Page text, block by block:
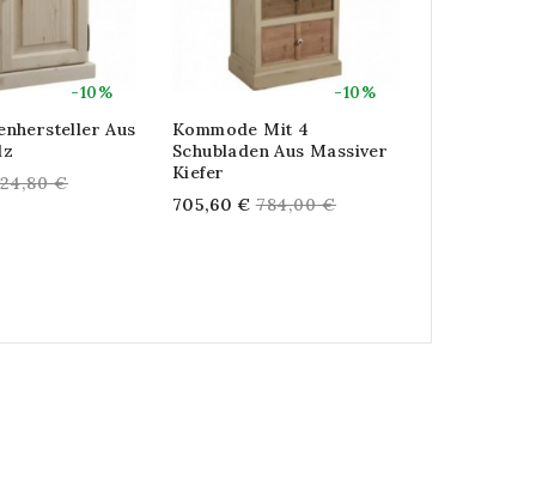
-10%
Aus
€
-10%
Kommode Mit 4
Schubladen Aus Massiver
Kiefer
705,60 € Regular
784,00 €